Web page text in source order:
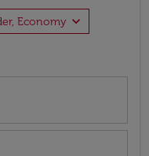
Economy expand_more